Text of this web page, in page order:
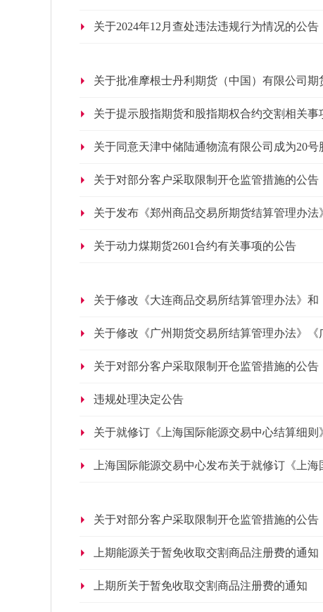
关于2024年12月查处违法违规行为情况的公告
关于批准摩根士丹利期货（中国）有限公司期
关于提示股指期货和股指期权合约交割相关事
关于同意天津中储陆通物流有限公司成为20
关于对部分客户采取限制开仓监管措施的公告
关于发布《郑州商品交易所期货结算管理办
关于动力煤期货2601合约有关事项的公告
关于修改《大连商品交易所结算管理办法》
关于修改《广州期货交易所结算管理办法》
关于对部分客户采取限制开仓监管措施的公告
违规处理决定公告
关于就修订《上海国际能源交易中心结算细则
上海国际能源交易中心发布关于就修订《上
关于对部分客户采取限制开仓监管措施的公告
上期能源关于暂免收取交割商品注册费的通知
上期所关于暂免收取交割商品注册费的通知